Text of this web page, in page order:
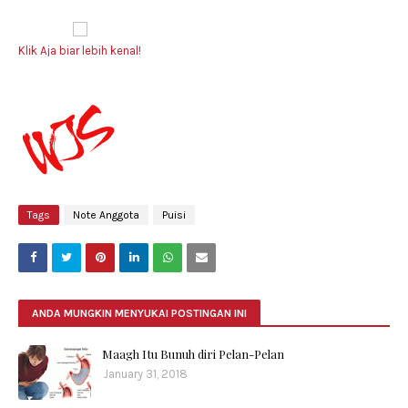
Klik Aja biar lebih kenal!
Tags Note Anggota Puisi
ANDA MUNGKIN MENYUKAI POSTINGAN INI
Maagh Itu Bunuh diri Pelan-Pelan
January 31, 2018